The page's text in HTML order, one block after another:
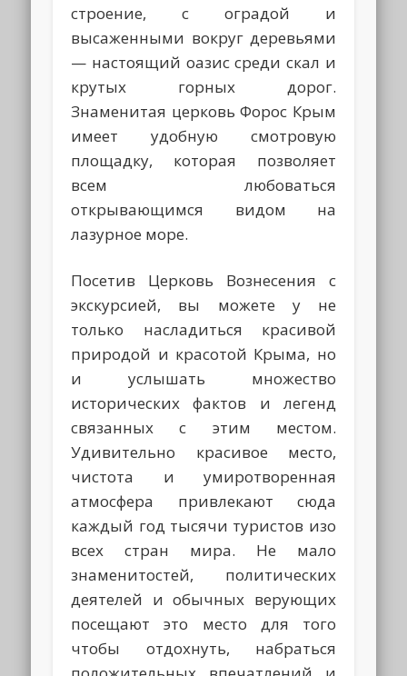
строение, с оградой и
высаженными вокруг деревьями
— настоящий оазис среди скал и
крутых горных дорог.
Знаменитая церковь Форос Крым
имеет удобную смотровую
площадку, которая позволяет
всем любоваться
открывающимся видом на
лазурное море.
Посетив Церковь Вознесения с
экскурсией, вы можете у не
только насладиться красивой
природой и красотой Крыма, но
и услышать множество
исторических фактов и легенд
связанных с этим местом.
Удивительно красивое место,
чистота и умиротворенная
атмосфера привлекают сюда
каждый год тысячи туристов изо
всех стран мира. Не мало
знаменитостей, политических
деятелей и обычных верующих
посещают это место для того
чтобы отдохнуть, набраться